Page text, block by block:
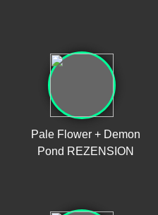
Pale Flower + Demon
Pond REZENSION